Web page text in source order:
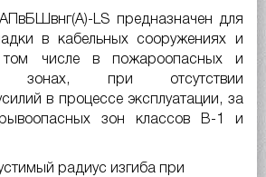
LS предназначен для
в кабельных сооружениях и
числе в пожароопасных и
зонах, при отсутствии
в процессе эксплуатации, за
зон классов В-1 и
радиус изгиба при